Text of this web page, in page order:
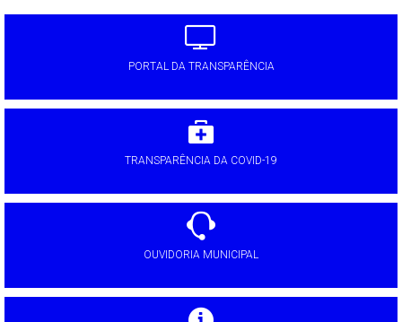
PORTAL DA TRANSPARÊNCIA
TRANSPARÊNCIA DA COVID-19
OUVIDORIA MUNICIPAL